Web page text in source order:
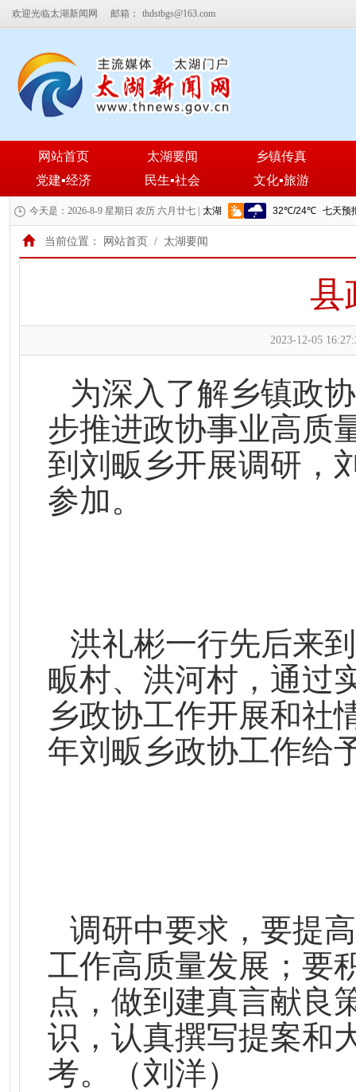
欢迎光临太湖新闻网 邮箱： thdstbgs@163.com
网站首页 太湖要闻
乡镇传真
党建▪经济
民生▪社会 文化▪旅游
今天是：2026-8-9 星期日 农历 六月廿七 |
当前位置： 网站首页 / 太湖要闻
县
2023-12-05
为深入了解乡镇政
步推进政协事业高质
到刘畈乡开展调研，
参加。
洪礼彬一行先后来
畈村、洪河村，通过
乡政协工作开展和社
年刘畈乡政协工作给
调研中要求，要提
工作高质量发展；要
点，做到建真言献良
识，认真撰写提案和
考。（刘洋）